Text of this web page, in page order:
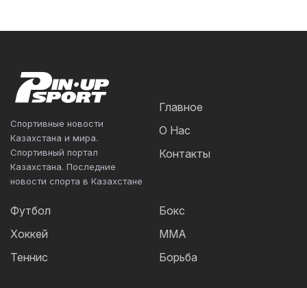
Спортивные новости
Казахстана и мира.
Спортивный портал
Казахстана. Последние
новости спорта в Казахстане
Главное
О Нас
Контакты
Футбол
Хоккей
Теннис
Бокс
ММА
Борьба